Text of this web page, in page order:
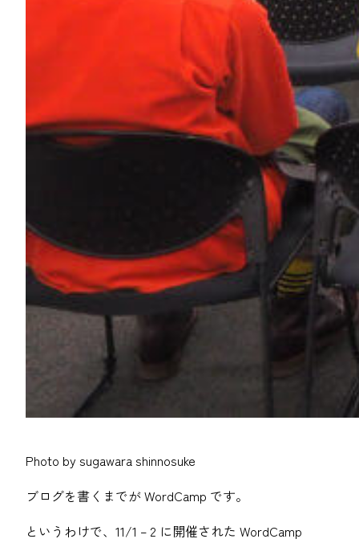
Photo by sugawara shinnosuke
ブログを書くまでが WordCamp です。
というわけで、11/1 – 2 に開催された WordCamp